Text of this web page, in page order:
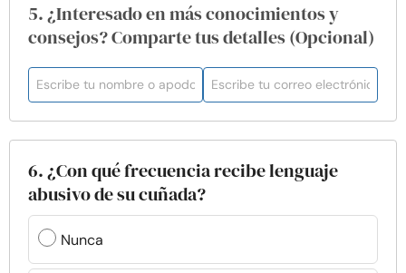
5. ¿Interesado en más conocimientos y
consejos? Comparte tus detalles (Opcional)
6. ¿Con qué frecuencia recibe lenguaje
abusivo de su cuñada?
Nunca